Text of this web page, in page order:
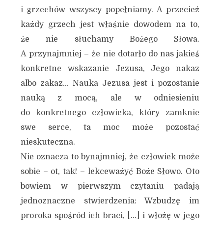
i grzechów wszyscy popełniamy. A przecież
każdy grzech jest właśnie dowodem na to,
że nie słuchamy Bożego Słowa.
A przynajmniej – że nie dotarło do nas jakieś
konkretne wskazanie Jezusa, Jego nakaz
albo zakaz… Nauka Jezusa jest i pozostanie
nauką z mocą, ale w odniesieniu
do konkretnego człowieka, który zamknie
swe serce, ta moc może pozostać
nieskuteczna.
Nie oznacza to bynajmniej, że człowiek może
sobie – ot, tak! – lekceważyć Boże Słowo. Oto
bowiem w pierwszym czytaniu padają
jednoznaczne stwierdzenia: Wzbudzę im
proroka spośród ich braci, […] i włożę w jego